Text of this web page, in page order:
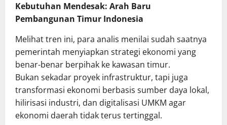
Kebutuhan Mendesak: Arah Baru
Pembangunan Timur Indonesia
Melihat tren ini, para analis menilai sudah saatnya
pemerintah menyiapkan strategi ekonomi yang
benar-benar berpihak ke kawasan timur.
Bukan sekadar proyek infrastruktur, tapi juga
transformasi ekonomi berbasis sumber daya lokal,
hilirisasi industri, dan digitalisasi UMKM agar
ekonomi daerah tidak terus tertinggal.